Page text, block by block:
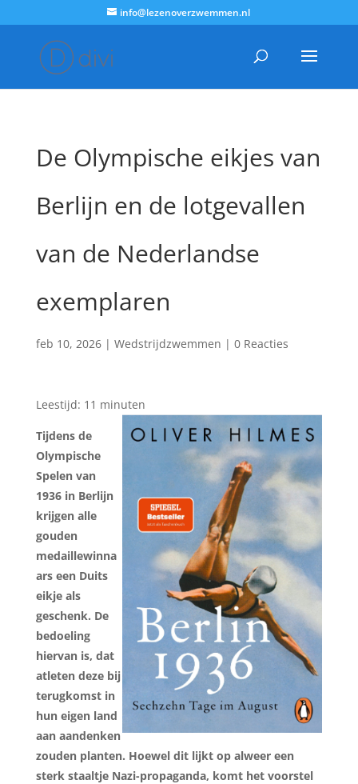
info@lezenoverzwemmen.nl
De Olympische eikjes van
Berlijn en de lotgevallen
van de Nederlandse
exemplaren
feb 10, 2026| Wedstrijdzwemmen | 0 Reacties
Leestijd: 11 minuten
Tijdens de
Olympische
Spelen van
1936 in Berlijn
krijgen alle
gouden
medaillewinna
ars een Duits
eikje als
geschenk. De
bedoeling
hiervan is, dat
atleten deze bij
terugkomst in
hun eigen land
aan aandenken
zouden planten. Hoewel dit lijkt op alweer een
sterk staaltje Nazi-propaganda, komt het voorstel